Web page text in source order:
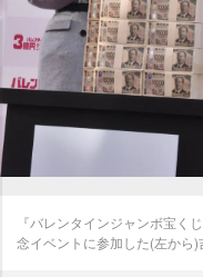
『バレンタインジャンボ宝く
念イベントに参加した(左から